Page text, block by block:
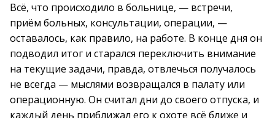
Всё, что происходило в больнице, — встречи,
приём больных, консультации, операции, —
оставалось, как правило, на работе. В конце дня он
подводил итог и старался переключить внимание
на текущие задачи, правда, отвлечься получалось
не всегда — мыслями возвращался в палату или
операционную. Он считал дни до своего отпуска, и
каждый день приближал его к охоте всё ближе и